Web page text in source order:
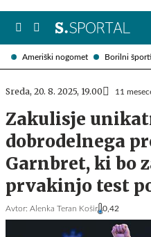
Ameriški nogomet Borilni športi
Sreda, 20. 8. 2025, 19.00 11
Zakulisje
dobrodelnega
Garnbret, ki bo
prvakinjo test
Avtor: Alenka Teran Košir 0,42